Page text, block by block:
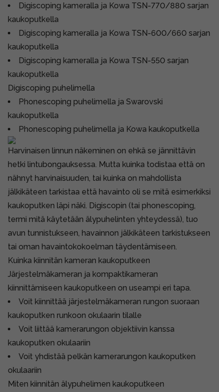
Digiscoping kameralla ja Kowa TSN-770/880 sarjan
kaukoputkella
Digiscoping kameralla ja Kowa TSN-600/660 sarjan
kaukoputkella
Digiscoping kameralla ja Kowa TSN-550 sarjan
kaukoputkella
Digiscoping puhelimella
Phonescoping puhelimella ja Swarovski
kaukoputkella
Phonescoping puhelimella ja Kowa kaukoputkella
Harvinaisen linnun näkeminen on ehkä se jännittävin
hetki lintubongauksessa. Mutta kuinka todistaa että on
nähnyt harvinaisuuden, tai kuinka on mahdollista
jälkikäteen tarkistaa että havainto oli se mitä esimerkiksi
kaukoputken läpi näki. Digiscopin (tai phonescoping,
termi mitä käytetään älypuhelinten yhteydessä), tuo
avun tunnistukseen, havainnon jälkikäteen tarkistukseen
tai oman havaintokokoelman täydentämiseen.
Kuinka kiinnitän kameran kaukoputkeen
Järjestelmäkameran ja kompaktikameran
kiinnittämiseen kaukoputkeen on useampi eri tapa.
Voit kiinnittää järjestelmäkameran rungon suoraan
kaukoputken runkoon okulaarin tilalle
Voit liittää kamerarungon objektiivin kanssa
kaukoputken okulaariin
Voit yhdistää pelkän kamerarungon kaukoputken
okulaariin
Miten kiinnitän älypuhelimen kaukoputkeen